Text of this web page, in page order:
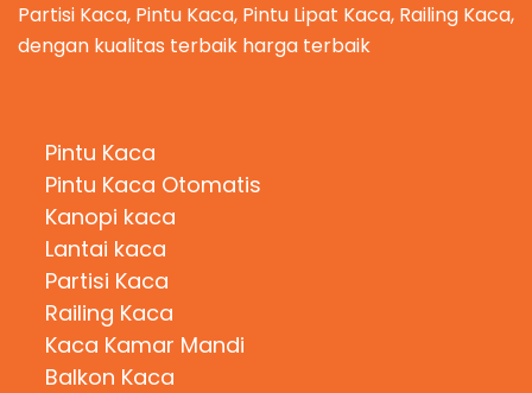
Partisi Kaca, Pintu Kaca, Pintu Lipat Kaca, Railing Kaca,
dengan kualitas terbaik harga terbaik
Pintu Kaca
Pintu Kaca Otomatis
Kanopi kaca
Lantai kaca
Partisi Kaca
Railing Kaca
Kaca Kamar Mandi
Balkon Kaca